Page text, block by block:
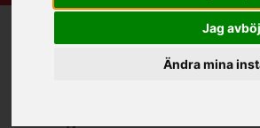
Jag
Ändra mina
/ RSK-Kategorier / Rör / Vatten/
För stålrör